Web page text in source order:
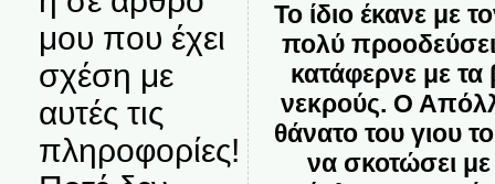
μου που έχει
σχέση με
αυτές τις
πληροφορίες!
Το ίδιο έκανε με
πολύ προοδεύσει
κατάφερνε με τα
νεκρούς. Ο
θάνατο του γιου
να σκοτώσει